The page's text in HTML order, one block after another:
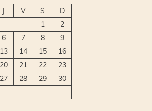
V S
D
1
2
6 7 8
9
13 14 15
16
20 21 22
23
27 28 29
30